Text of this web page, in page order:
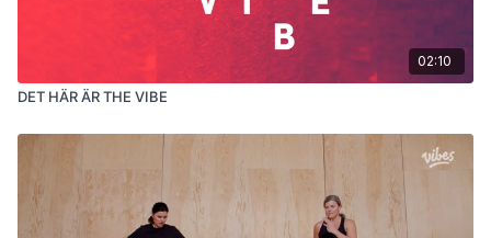
02:10
DET HÄR ÄR THE VIBE